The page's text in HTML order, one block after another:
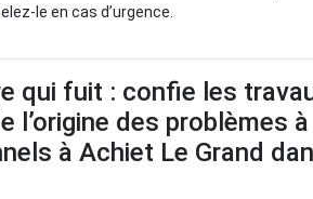
le en cas d’urgence.
qui fuit : confie les
l’origine des problèmes à
à Achiet Le Grand